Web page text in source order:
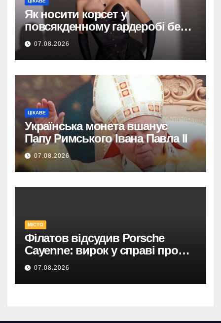
Як носити корсет у
повсякденному гардеробі без
надмірної театральності
07.08.2026
ЦІКАВЕ
Українська монета вшанує
Папу Римського Івана Павла II
07.08.2026
МІСТО
Філатов відсудив Porsche
Cayenne: вирок у справі про
фейк.
07.08.2026